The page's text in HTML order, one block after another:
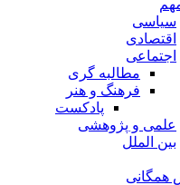
سیاسی
اقتصادی
اجتماعی
مطالبه گری
فرهنگ و هنر
پادکست
علمی و پژوهشی
بین الملل
همگانی